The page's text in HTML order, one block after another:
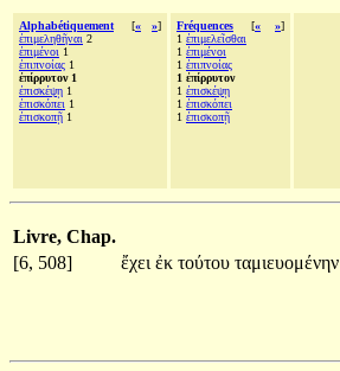
Alphabétiquement [« »]
ἐπιμεληθῆναι 2
ἐπιμένοι 1
ἐπιπνοίας 1
ἐπίρρυτον 1
ἐπισκέψῃ 1
ἐπισκόπει 1
ἐπισκοπῇ 1
Fréquences [« »]
1 ἐπιμελεῖσθαι
1 ἐπιμένοι
1 ἐπιπνοίας
1 ἐπίρρυτον
1 ἐπισκέψῃ
1 ἐπισκόπει
1 ἐπισκοπῇ
Livre, Chap.
[6, 508]
ἔχει ἐκ τούτου ταμιευομένην